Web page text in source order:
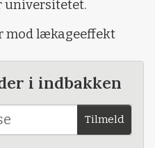
universitetet.
mod lækageeffekt
i indbakken
Tilmeld